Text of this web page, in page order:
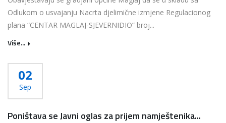
Odlukom o usvajanju Nacrta djelimične izmjene Regulacionog
plana “CENTAR MAGLAJ-SJEVERNIDIO” broj...
Više...
02
Sep
Poništava se Javni oglas za prijem namještenika...